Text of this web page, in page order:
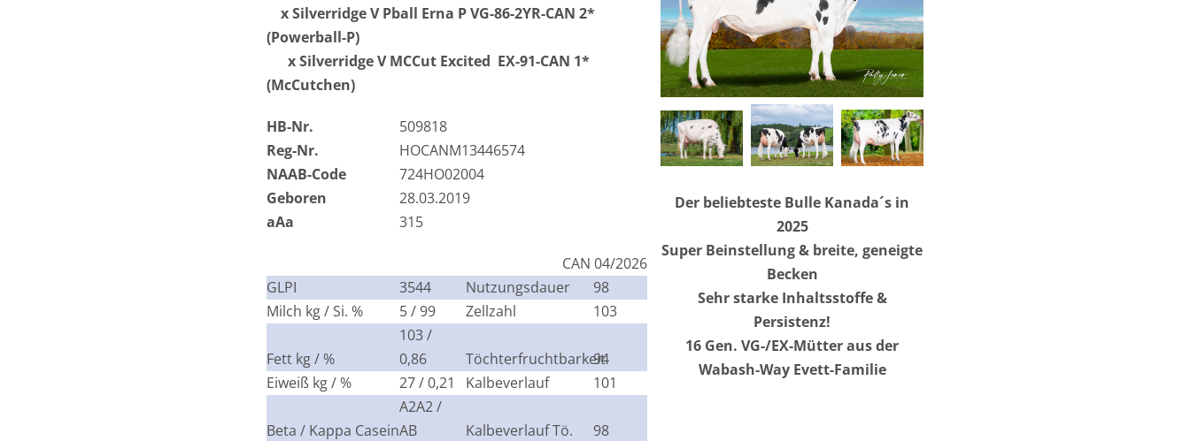
x Silverridge V Pball Erna P VG-86-2YR-CAN 2*
(Powerball-P)
x Silverridge V MCCut Excited EX-91-CAN 1*
(McCutchen)
HB-Nr.
509818
Reg-Nr.
HOCANM13446574
NAAB-Code
724HO02004
Geboren
28.03.2019
aAa
315
CAN 04/2026
GLPI
3544 Nutzungsdauer
98
Milch kg / Si. %
5 / 99 Zellzahl 103
Fett kg / %
103 /
0,86
Töchterfruchtbarkeit
94
Eiweiß kg / %
27 / 0,21 Kalbeverlauf 101
Beta / Kappa Casein
A2A2 /
AB
Kalbeverlauf Tö.
98
Der beliebteste Bulle Kanada´s in
2025
Super Beinstellung & breite, geneigte
Becken
Sehr starke Inhaltsstoffe &
Persistenz!
16 Gen. VG-/EX-Mütter aus der
Wabash-Way Evett-Familie